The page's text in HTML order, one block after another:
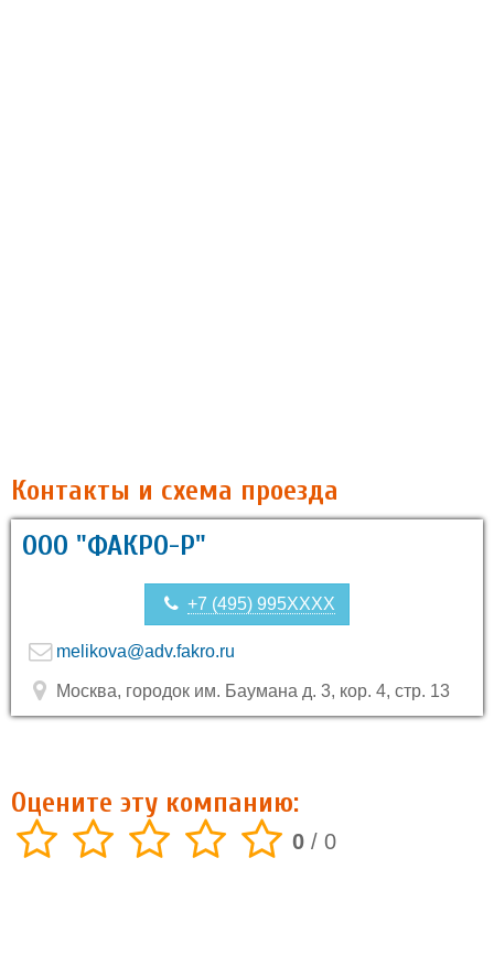
Контакты и схема проезда
OOO "ФАКРО-Р"
+7 (495) 995XXXX
melikova@adv.fakro.ru
Москва, городок им. Баумана д. 3, кор. 4, стр. 13
Оцените эту компанию:
0 / 0